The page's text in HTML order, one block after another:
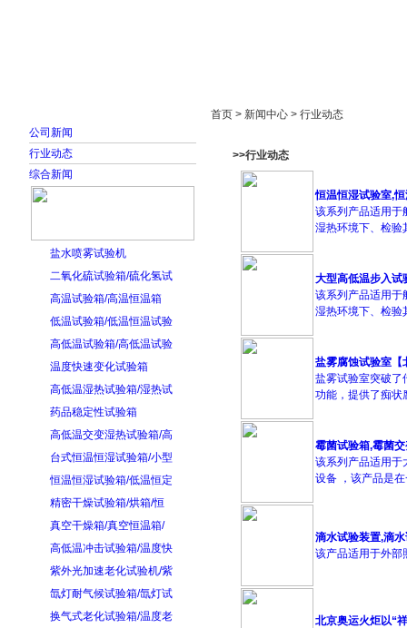
公司新闻
行业动态
综合新闻
盐水喷雾试验机
二氧化硫试验箱/硫化氢试
高温试验箱/高温恒温箱
低温试验箱/低温恒温试验
高低温试验箱/高低温试验
温度快速变化试验箱
高低温湿热试验箱/湿热试
药品稳定性试验箱
高低温交变湿热试验箱/高
台式恒温恒湿试验箱/小型
恒温恒湿试验箱/低温恒定
精密干燥试验箱/烘箱/恒
真空干燥箱/真空恒温箱/
高低温冲击试验箱/温度快
紫外光加速老化试验机/紫
氙灯耐气候试验箱/氙灯试
换气式老化试验箱/温度老
首页 > 新闻中心 > 行业动态
>>行业动态
恒温恒湿试验室,
该系列产品适用于
湿热环境下、检验
大型高低温步入试
该系列产品适用于
湿热环境下、检验
盐雾腐蚀试验室【
盐雾试验室突破了
功能，提供了痴状
霉菌试验箱,霉菌
该系列产品适用于
设备 ，该产品是
滴水试验装置,滴
该产品适用于外部
北京奥运火炬以“